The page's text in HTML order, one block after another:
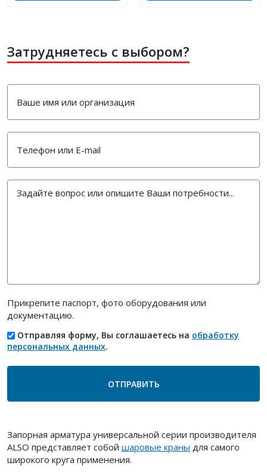
Затрудняетесь с выбором?
Прикрепите паспорт, фото оборудования или
документацию.
Отправляя форму, Вы соглашаетесь на обработку
персональных данных.
Запорная арматура универсальной серии производителя
ALSO представляет собой шаровые краны для самого
широкого круга применения.